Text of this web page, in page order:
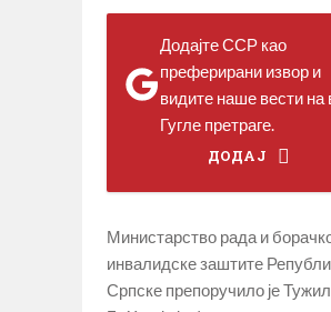
Додајте ССР као
преферирани извор и
видите наше вести на
Гугле претраге.
ДОДАЈ
Министарство рада и
инвалидске заштите
Српске препоручило је